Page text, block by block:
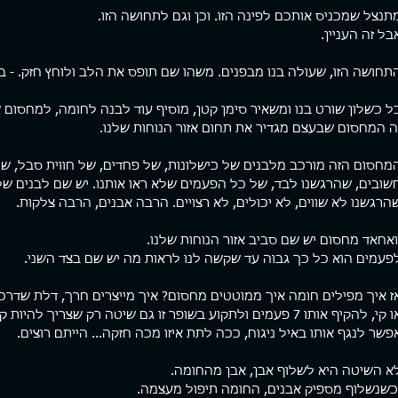
שמכניס אותכם לפינה הזו. וכן וגם לתחושה הזו.
זה העניין.
הזו, שעולה בנו מבפנים. משהו שם תופס את הלב ולוחץ חזק. -
כשלון שורט בנו ומשאיר סימן קטן, מוסיף עוד לבנה לחומה,
המחסום שבעצם מגדיר את תחום אזור הנוחות שלנו.
הזה מורכב מלבנים של כישלונות, של פחדים, של חווית סבל,
שהרגשנו לבד, של כל הפעמים שלא ראו אותנו. יש שם לבנים
לא שווים, לא יכולים, לא רצויים. הרבה אבנים, הרבה צלקות.
מחסום יש שם סביב אזור הנוחות שלנו.
הוא כל כך גבוה עד שקשה לנו לראות מה יש שם בצד השני.
איך מפילים חומה איך ממוטטים מחסום? איך מייצרים חרך, דלת
להקיף אותו 7 פעמים ולתקוע בשופר זו גם שיטה רק שצריך להיות קודם בחוץ!!
לנגף אותו באיל ניגוח, ככה לתת איזו מכה חזקה... הייתם רוצים.
השיטה היא לשלוף אבן, אבן מהחומה.
מספיק אבנים, החומה תיפול מעצמה.
מוצא. קצת כמו לעשות רפטינג
עמוק שקירותיו הכהים
לשמים, משאירים פס דק של
קוצפים, נרטב מנתזי מים, חותר
בנתיב אחד שרק הוא אפשרי.
שלהפסיק לחתור זה לא אופציה.
די....!!! לעצור את המרוץ המשוגע
להתפכח. להתעורר יום אחד,
ולשנות את מציאות חיי. מחזיק
תקופתי. מה לעשות, אני קרציה. לא נותן
למתאמנים שלי ליפול. אחד העקרונות הכי
חשובים שלי באימון הוא שמעבר...
חברה